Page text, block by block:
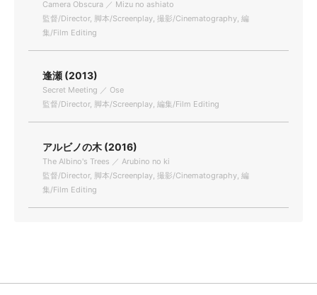
Camera Obscura ／ Mizu no ashiato
監督/Director, 脚本/Screenplay, 撮影/Cinematography, 編
集/Film Editing
逢瀬 (2013)
Secret Meeting ／ Ose
監督/Director, 脚本/Screenplay, 編集/Film Editing
アルビノの木 (2016)
The Albino's Trees ／ Arubino no ki
監督/Director, 脚本/Screenplay, 撮影/Cinematography, 編
集/Film Editing